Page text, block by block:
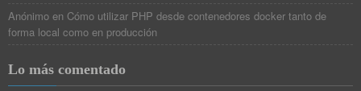
Anónimo en Cómo utilizar PHP desde contenedores docker tanto de
forma local como en producción
Lo más comentado